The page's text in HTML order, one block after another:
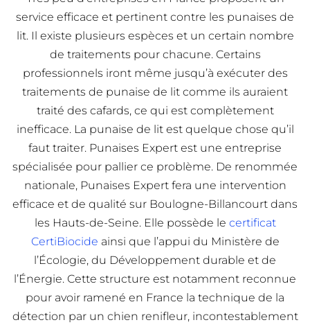
service efficace et pertinent contre les punaises de
lit. Il existe plusieurs espèces et un certain nombre
de traitements pour chacune. Certains
professionnels iront même jusqu’à exécuter des
traitements de punaise de lit comme ils auraient
traité des cafards, ce qui est complètement
inefficace. La punaise de lit est quelque chose qu’il
faut traiter. Punaises Expert est une entreprise
spécialisée pour pallier ce problème. De renommée
nationale, Punaises Expert fera une intervention
efficace et de qualité sur Boulogne-Billancourt dans
les Hauts-de-Seine. Elle possède le certificat
CertiBiocide ainsi que l’appui du Ministère de
l’Écologie, du Développement durable et de
l’Énergie. Cette structure est notamment reconnue
pour avoir ramené en France la technique de la
détection par un chien renifleur, incontestablement